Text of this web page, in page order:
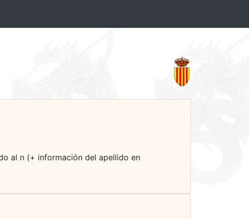
al n (+ información del apellido en